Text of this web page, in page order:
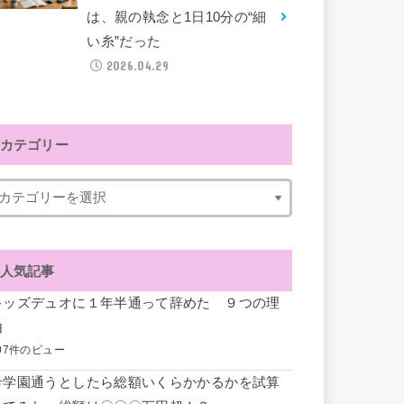
は、親の執念と1日10分の“細
い糸”だった
2026.04.29
カテゴリー
人気記事
ッズデュオに１年半通って辞めた ９つの理
件のビュー
学園通うとしたら総額いくらかかるかを試算